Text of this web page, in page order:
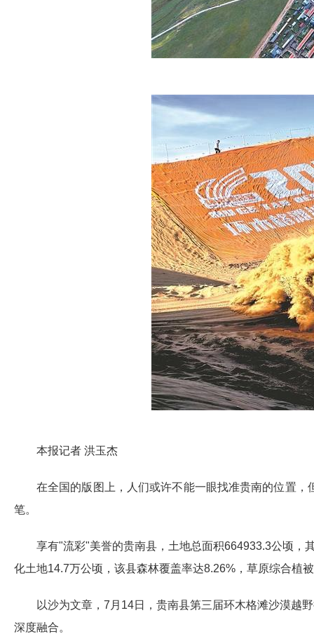
本报记者 洪玉杰
在全国的版图上，人们或许不能一眼找准贵南的位置
笔。
享有"流彩"美誉的贵南县，土地总面积664933.3公顷，
化土地14.7万公顷，该县森林覆盖率达8.26%，草原综合植
以沙为文章，7月14日，贵南县第三届环木格滩沙漠越
深度融合。